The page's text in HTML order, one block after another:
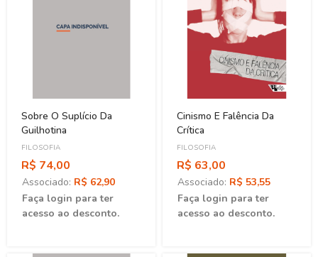
Sobre O Suplício Da
Guilhotina
FILOSOFIA
R$ 74,00
Associado: R$ 62,90
Faça login para ter
acesso ao desconto.
Cinismo E Falência Da
Crítica
FILOSOFIA
R$ 63,00
Associado: R$ 53,55
Faça login para ter
acesso ao desconto.